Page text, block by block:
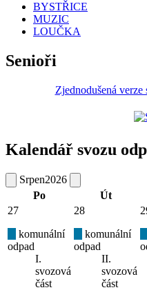
BYSTŘICE
MUZIC
LOUČKA
Senioři
Zjednodušená
Kalendář svozu
Srpen2026
Po
Út
27
komunální
odpad
I.
svozová
část
28
komunální
odpad
II.
svozová
část